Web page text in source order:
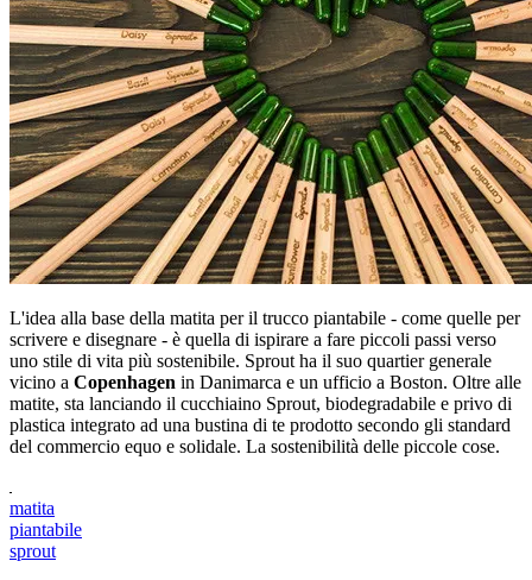
L'idea alla base della matita per il trucco piantabile - come quelle per
scrivere e disegnare - è quella di ispirare a fare piccoli passi verso
uno stile di vita più sostenibile. Sprout ha il suo quartier generale
vicino a Copenhagen in Danimarca e un ufficio a Boston. Oltre alle
matite, sta lanciando il cucchiaino Sprout, biodegradabile e privo di
plastica integrato ad una bustina di te prodotto secondo gli standard
del commercio equo e solidale. La sostenibilità delle piccole cose.
matita
piantabile
sprout